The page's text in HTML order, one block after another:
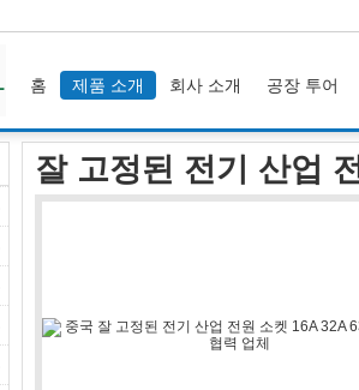
홈 제품 소개 회사 소개 공장 투어
잘 고정된 전기 산업